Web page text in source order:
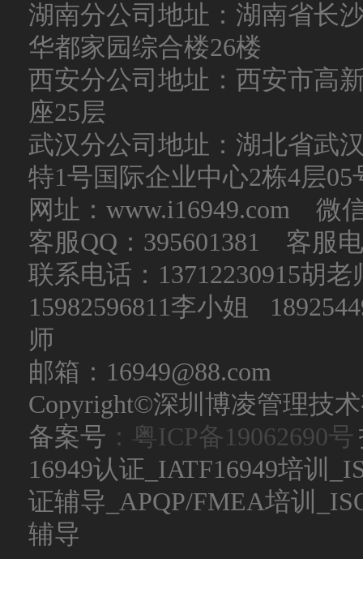
湖南分公司地址：湖南省长
华都家园综合楼26楼
西安分公司地址：西安市高
座25层
武汉分公司地址：湖北省武
特1号国际企业中心2栋4层05
网址：www.i16949.com 微
客服QQ：395601381 客服电
联系电话： 13712230915胡
15982596811李小姐
师
邮箱：16949@88.com
Copyright©深圳博凌管理技
备案号 ：粤ICP备19062690号
16949认证_IATF16949培训
证辅导_APQP/FMEA培训
辅导